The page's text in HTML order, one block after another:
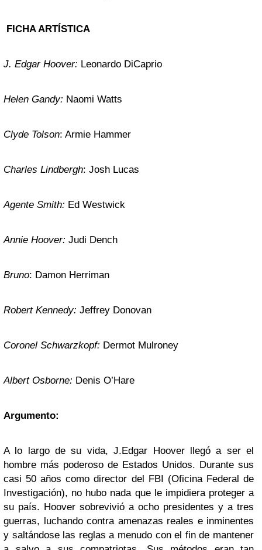
FICHA ARTÍSTICA
J. Edgar Hoover: Leonardo DiCaprio
Helen Gandy: Naomi Watts
Clyde Tolson: Armie Hammer
Charles Lindbergh: Josh Lucas
Agente Smith: Ed Westwick
Annie Hoover: Judi Dench
Bruno: Damon Herriman
Robert Kennedy: Jeffrey Donovan
Coronel Schwarzkopf: Dermot Mulroney
Albert Osborne: Denis O’Hare
Argumento:
A lo largo de su vida, J.Edgar Hoover llegó a ser el
hombre más poderoso de Estados Unidos. Durante sus
casi 50 años como director del FBI (Oficina Federal de
Investigación), no hubo nada que le impidiera proteger a
su país. Hoover sobrevivió a ocho presidentes y a tres
guerras, luchando contra amenazas reales e inminentes
y saltándose las reglas a menudo con el fin de mantener